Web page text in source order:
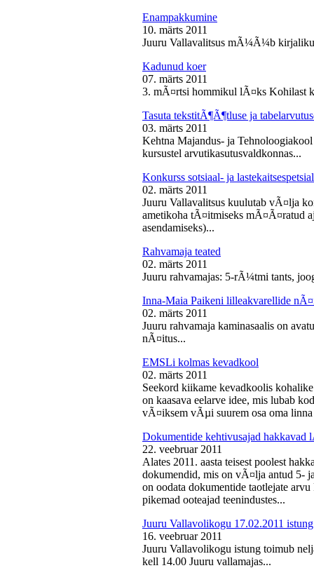
Enampakkumine
10. märts 2011
Juuru Vallavalitsus mÃ¼Ã¼b kirjaliku
Kadunud koer
07. märts 2011
3. mÃ¤rtsi hommikul lÃ¤ks Kohilast
Tasuta tekstitÃ¶Ã¶tluse ja
03. märts 2011
Kehtna Majandus- ja
kursustel arvutikasutusvaldkonnas...
Konkurss sotsiaal- ja
02. märts 2011
Juuru Vallavalitsus kuulutab vÃ¤lja
ametikoha tÃ¤itmiseks mÃ¤Ã¤ratud
asendamiseks)...
Rahvamaja teated
02. märts 2011
Juuru rahvamajas: 5-rÃ¼tmi tants,
Inna-Maia Paikeni lilleakvarellide
02. märts 2011
Juuru rahvamaja kaminasaalis on
nÃ¤itus...
EMSLi kolmas kevadkool
02. märts 2011
Seekord kiikame kevadkoolis
on kaasava eelarve idee, mis lubab
vÃ¤iksem vÃµi suurem osa oma
Dokumentide kehtivusajad hakkavad
22. veebruar 2011
Alates 2011. aasta teisest poolest
dokumendid, mis on vÃ¤lja antud 5-
on oodata dokumentide taotlejate
pikemad ooteajad teenindustes...
Juuru Vallavolikogu 17.02.2011 istung
16. veebruar 2011
Juuru Vallavolikogu istung toimub
kell 14.00 Juuru vallamajas...